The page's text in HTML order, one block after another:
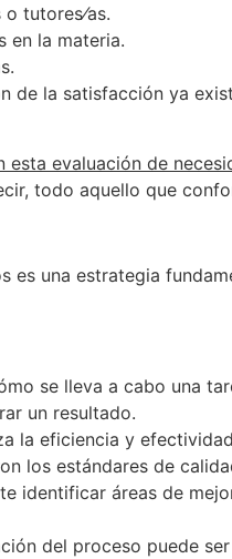
tutores⁄as.
en la materia.
de la satisfacción ya
esta evaluación de
todo aquello que
es una estrategia
se lleva a cabo una
un resultado.
la eficiencia y
los estándares de
identificar áreas de
del proceso puede